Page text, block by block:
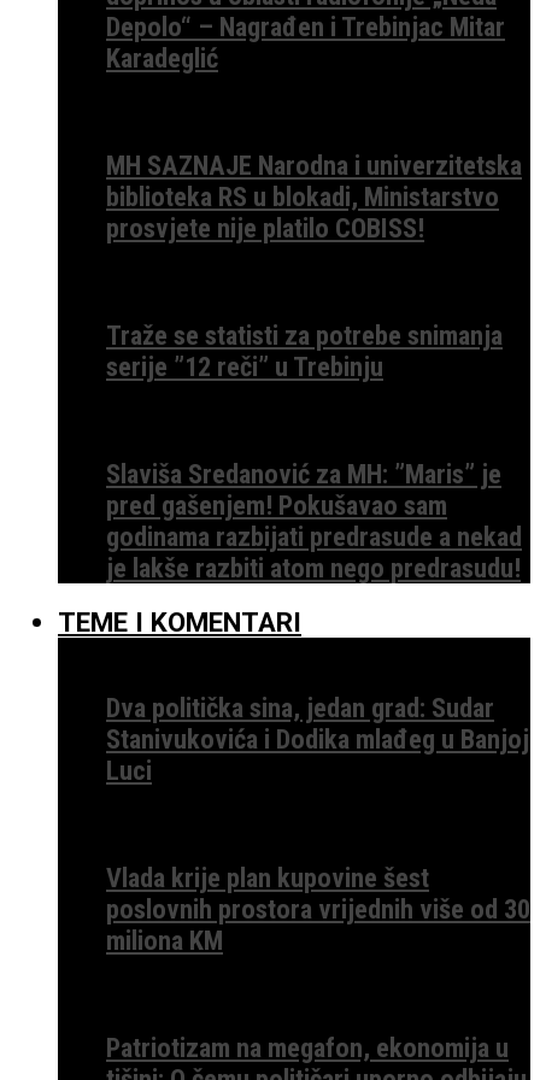
Depolo“ – Nagrađen i Trebinjac Mitar
Karadeglić
MH SAZNAJE Narodna i univerzitetska
biblioteka RS u blokadi, Ministarstvo
prosvjete nije platilo COBISS!
Traže se statisti za potrebe snimanja
serije ”12 reči” u Trebinju
Slaviša Sredanović za MH: ”Maris” je
pred gašenjem! Pokušavao sam
godinama razbijati predrasude a nekad
je lakše razbiti atom nego predrasudu!
TEME I KOMENTARI
Dva politička sina, jedan grad: Sudar
Stanivukovića i Dodika mlađeg u Banjoj
Luci
Vlada krije plan kupovine šest
poslovnih prostora vrijednih više od 30
miliona KM
Patriotizam na megafon, ekonomija u